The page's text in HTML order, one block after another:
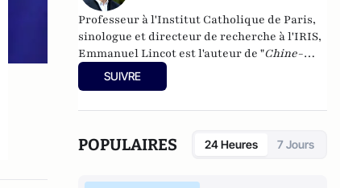
Professeur à l'Institut Catholique de Paris,
sinologue et directeur de recherche à l'IRIS,
Emmanuel Lincot est l'auteur de "Chine-
Inde. La guerre des mondes
Cerf (à paraître le 27 février).
SUIVRE
POPULAIRES 24 Heures 7 Jours